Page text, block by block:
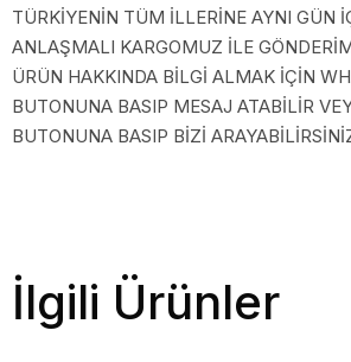
TÜRKİYENİN TÜM İLLERİNE AYNI GÜN
ANLAŞMALI KARGOMUZ İLE
ÜRÜN HAKKINDA BİLGİ ALMAK İÇİN
BUTONUNA BASIP MESAJ ATABİLİR
BUTONUNA BASIP BİZİ
İlgili Ürünler